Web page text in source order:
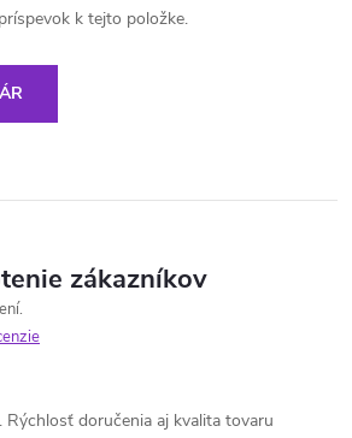
k tejto položke.
zákazníkov
doručenia aj kvalita tovaru